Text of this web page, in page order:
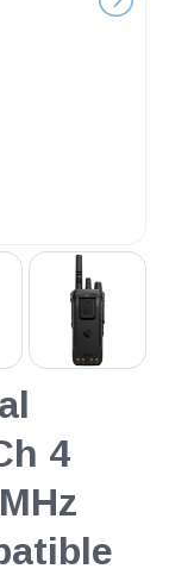
4